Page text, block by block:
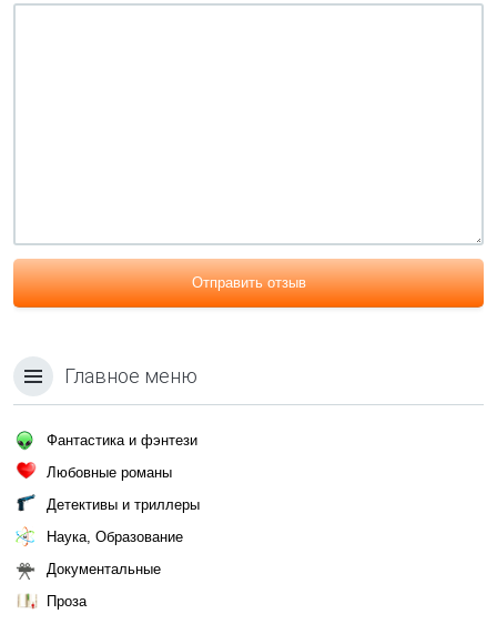
Отправить отзыв
Главное меню
Фантастика и фэнтези
Любовные романы
Детективы и триллеры
Наука, Образование
Документальные
Проза